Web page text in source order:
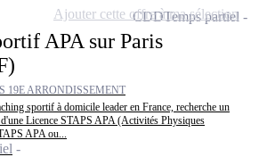
APA sur Paris
19E ARRONDISSEMENT
sportif à domicile leader en France, recherche un
Licence STAPS APA (Activités Physiques
APA ou...
CDDTemps partiel
Ajouter cette offre à ma sélection